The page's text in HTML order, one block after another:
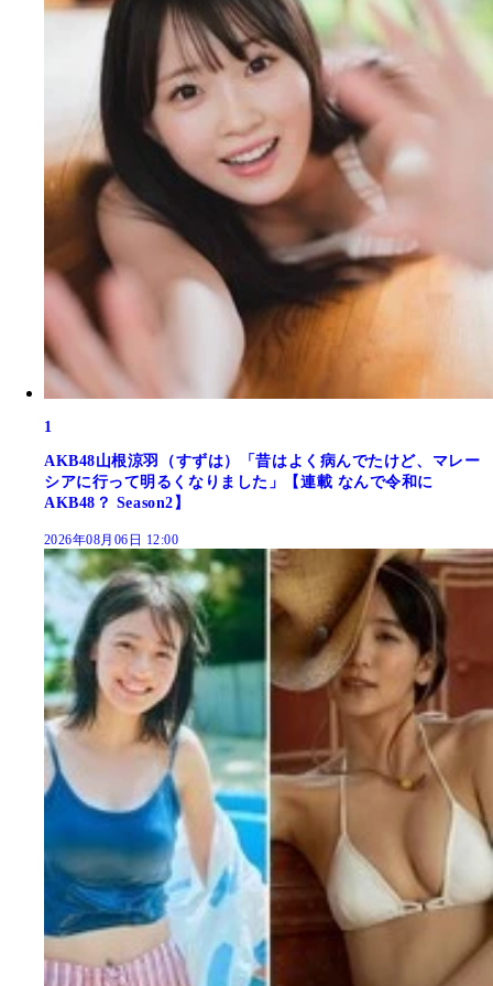
1
AKB48山根涼羽（すずは）「昔はよく病んでたけど、マレー
シアに行って明るくなりました」【連載 なんで令和に
AKB48？ Season2】
2026年08月06日 12:00